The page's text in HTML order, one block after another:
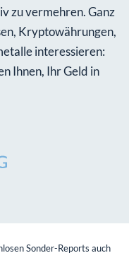
zu vermehren. Ganz
Kryptowährungen,
interessieren:
Ihnen, Ihr Geld in
Sonder-Reports auch